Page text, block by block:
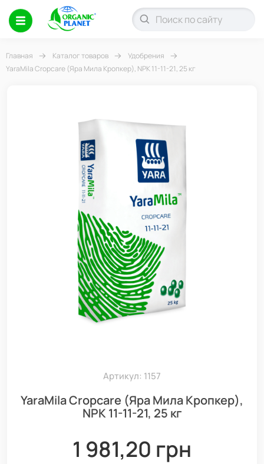
Главная Каталог товаров
Удобрения
YaraMila Cropcare (Яра Мила Кропкер), NPK 11-11-21, 25 кг
Артикул: 1157
YaraMila Cropcare (Яра Мила Кропкер),
NPK 11-11-21, 25 кг
1 981,20 грн